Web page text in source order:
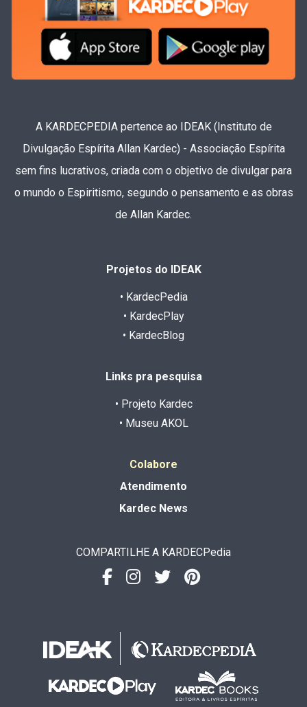
A KARDECPEDIA pertence ao IDEAK (Instituto de
Divulgação Espírita Allan Kardec) - Associação Espírita
sem fins lucrativos, criada com o objetivo de divulgar para
o mundo o Espiritismo, segundo o pensamento e as obras
de Allan Kardec.
Projetos do IDEAK
• KardecPedia
• KardecPlay
• KardecBlog
Links pra pesquisa
• Projeto Kardec
• Museu AKOL
Colabore
Atendimento
Kardec News
COMPARTILHE A KARDECPedia